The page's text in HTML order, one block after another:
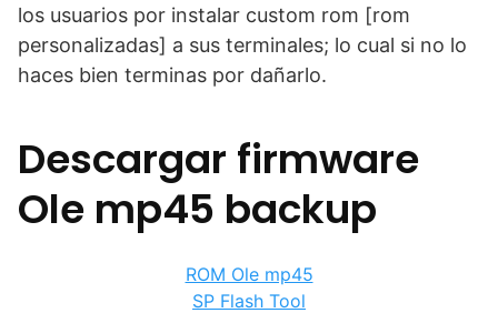
los usuarios por instalar custom rom [rom
personalizadas] a sus terminales; lo cual si no lo
haces bien terminas por dañarlo.
Descargar firmware
Ole mp45 backup
ROM Ole mp45
SP Flash Tool